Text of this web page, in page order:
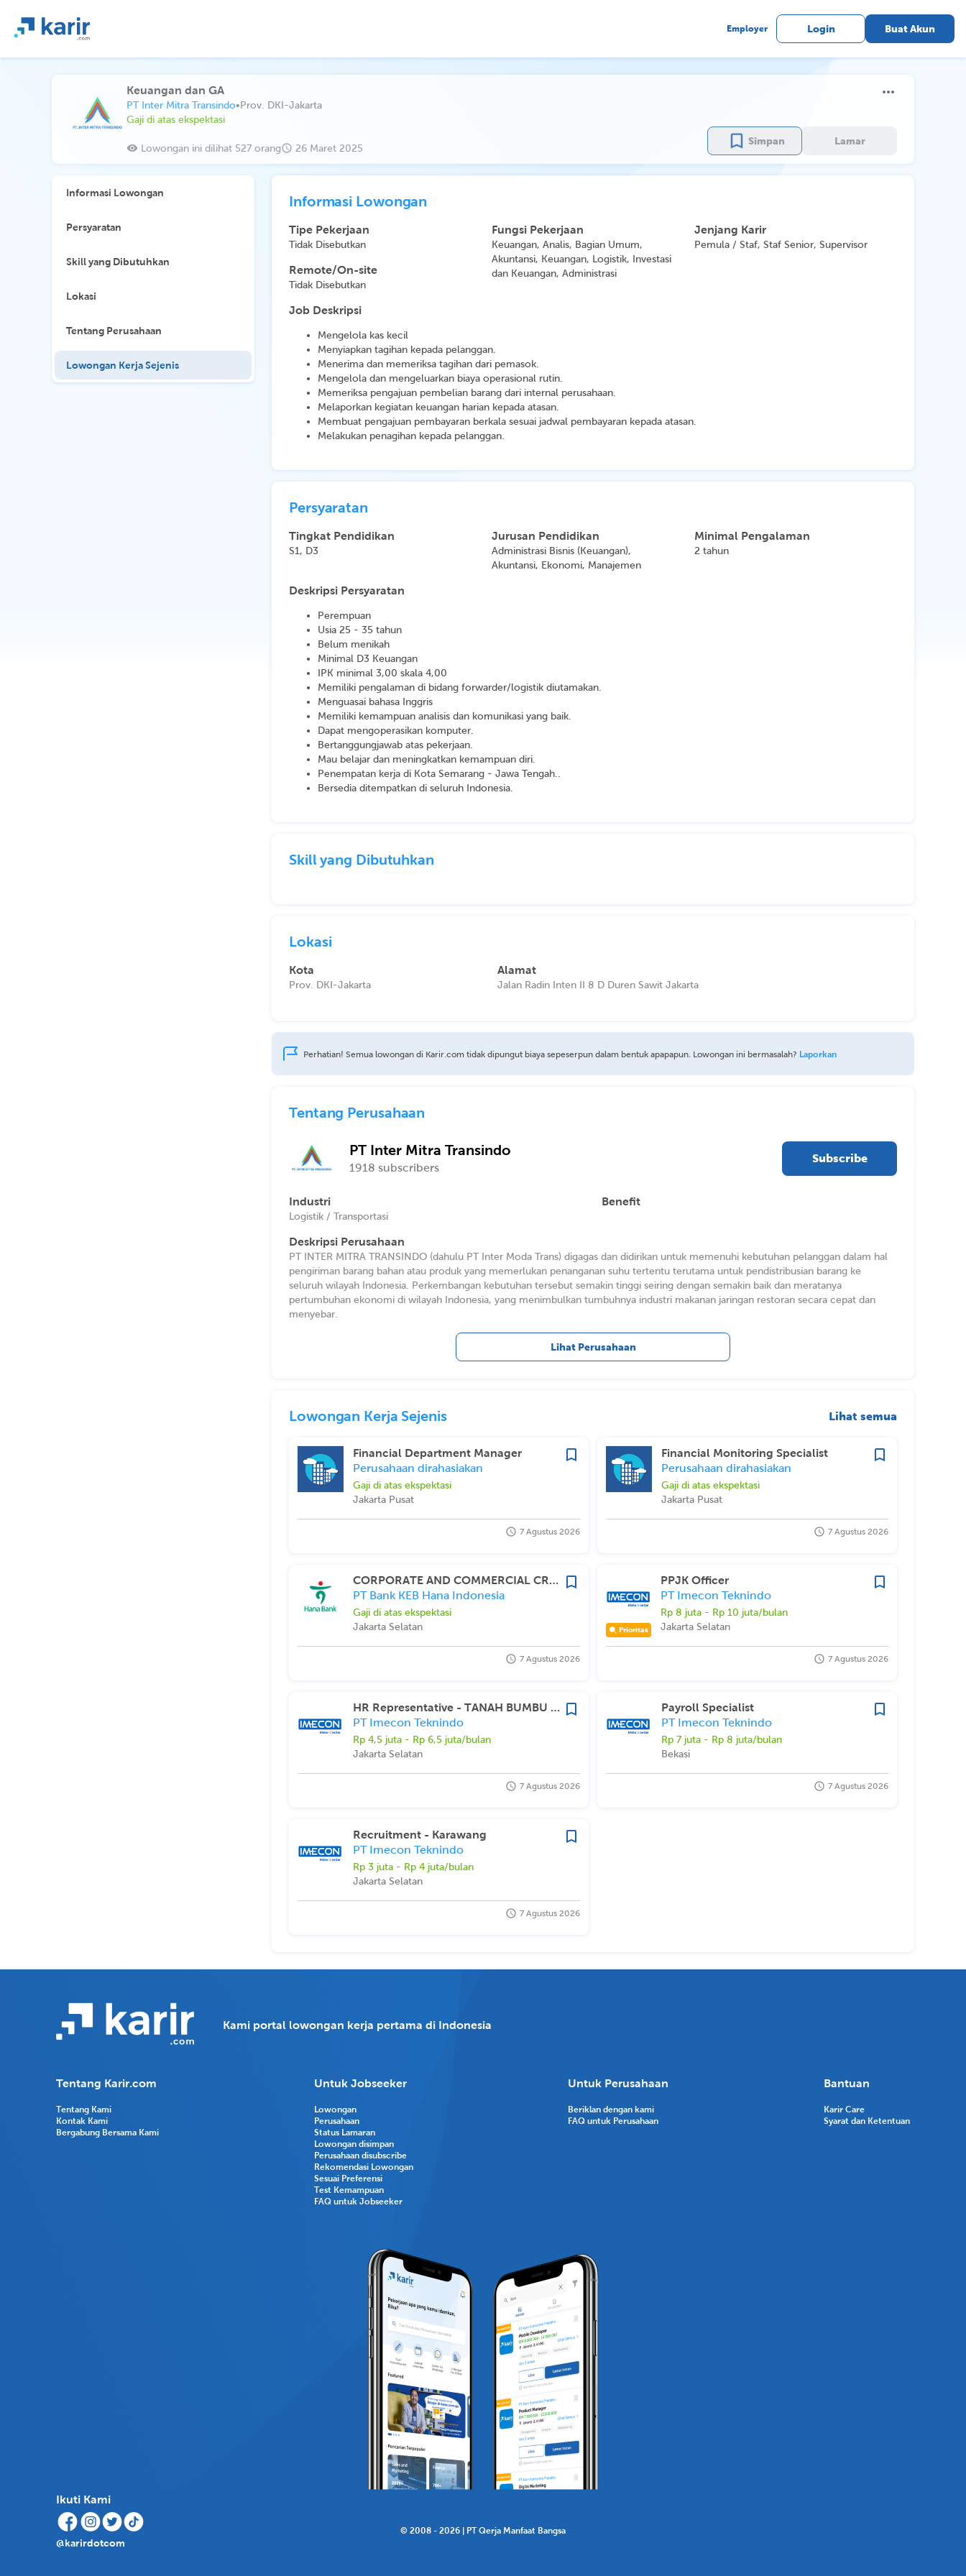
Employer Login Buat Akun
Keuangan dan GA
PT Inter Mitra Transindo•Prov. DKI-Jakarta
Gaji di atas ekspektasi
Lowongan ini dilihat 527 orang 26 Maret 2025
Simpan Lamar
Informasi Lowongan
Persyaratan
Skill yang Dibutuhkan
Lokasi
Tentang Perusahaan
Lowongan Kerja Sejenis
Informasi Lowongan
Tipe Pekerjaan
Tidak Disebutkan
Remote/On-site
Tidak Disebutkan
Fungsi Pekerjaan
Keuangan, Analis, Bagian Umum,
Akuntansi, Keuangan, Logistik, Investasi
dan Keuangan, Administrasi
Jenjang Karir
Pemula / Staf, Staf Senior, Supervisor
Job Deskripsi
Mengelola kas kecil
Menyiapkan tagihan kepada pelanggan.
Menerima dan memeriksa tagihan dari pemasok.
Mengelola dan mengeluarkan biaya operasional rutin.
Memeriksa pengajuan pembelian barang dari internal perusahaan.
Melaporkan kegiatan keuangan harian kepada atasan.
Membuat pengajuan pembayaran berkala sesuai jadwal pembayaran kepada atasan.
Melakukan penagihan kepada pelanggan.
Persyaratan
Tingkat Pendidikan
S1, D3
Jurusan Pendidikan
Administrasi Bisnis (Keuangan),
Akuntansi, Ekonomi, Manajemen
Minimal Pengalaman
2 tahun
Deskripsi Persyaratan
Perempuan
Usia 25 - 35 tahun
Belum menikah
Minimal D3 Keuangan
IPK minimal 3,00 skala 4,00
Memiliki pengalaman di bidang forwarder/logistik diutamakan.
Menguasai bahasa Inggris
Memiliki kemampuan analisis dan komunikasi yang baik.
Dapat mengoperasikan komputer.
Bertanggungjawab atas pekerjaan.
Mau belajar dan meningkatkan kemampuan diri.
Penempatan kerja di Kota Semarang - Jawa Tengah..
Bersedia ditempatkan di seluruh Indonesia.
Skill yang Dibutuhkan
Lokasi
Kota
Prov. DKI-Jakarta
Alamat
Jalan Radin Inten II 8 D Duren Sawit Jakarta
Perhatian! Semua lowongan di Karir.com tidak dipungut biaya sepeserpun dalam bentuk apapapun. Lowongan ini bermasalah? Laporkan
Tentang Perusahaan
PT Inter Mitra Transindo
1918 subscribers
Subscribe
Industri
Logistik / Transportasi
Benefit
Deskripsi Perusahaan
PT INTER MITRA TRANSINDO (dahulu PT Inter Moda Trans) digagas dan didirikan untuk memenuhi kebutuhan pelanggan dalam hal
pengiriman barang bahan atau produk yang memerlukan penanganan suhu tertentu terutama untuk pendistribusian barang ke
seluruh wilayah Indonesia. Perkembangan kebutuhan tersebut semakin tinggi seiring dengan semakin baik dan meratanya
pertumbuhan ekonomi di wilayah Indonesia, yang menimbulkan tumbuhnya industri makanan jaringan restoran secara cepat dan
menyebar.
Lihat Perusahaan
Lowongan Kerja Sejenis Lihat semua
Financial Department Manager
Perusahaan dirahasiakan
Gaji di atas ekspektasi
Jakarta Pusat
7 Agustus 2026
Financial Monitoring Specialist
Perusahaan dirahasiakan
Gaji di atas ekspektasi
Jakarta Pusat
7 Agustus 2026
CORPORATE AND COMMERCIAL CREDIT REVIEWER
PT Bank KEB Hana Indonesia
Gaji di atas ekspektasi
Jakarta Selatan
7 Agustus 2026
Prioritas
PPJK Officer
PT Imecon Teknindo
Rp 8 juta - Rp 10 juta/bulan
Jakarta Selatan
7 Agustus 2026
HR Representative - TANAH BUMBU KALSEL
PT Imecon Teknindo
Rp 4,5 juta - Rp 6,5 juta/bulan
Jakarta Selatan
7 Agustus 2026
Payroll Specialist
PT Imecon Teknindo
Rp 7 juta - Rp 8 juta/bulan
Bekasi
7 Agustus 2026
Recruitment - Karawang
PT Imecon Teknindo
Rp 3 juta - Rp 4 juta/bulan
Jakarta Selatan
7 Agustus 2026
Kami portal lowongan kerja pertama di Indonesia
Tentang Karir.com
Tentang Kami
Kontak Kami
Bergabung Bersama Kami
Untuk Jobseeker
Lowongan
Perusahaan
Status Lamaran
Lowongan disimpan
Perusahaan disubscribe
Rekomendasi Lowongan
Sesuai Preferensi
Test Kemampuan
FAQ untuk Jobseeker
Untuk Perusahaan
Beriklan dengan kami
FAQ untuk Perusahaan
Bantuan
Karir Care
Syarat dan Ketentuan
© 2008 - 2026 | PT Qerja Manfaat Bangsa
Ikuti Kami
@karirdotcom